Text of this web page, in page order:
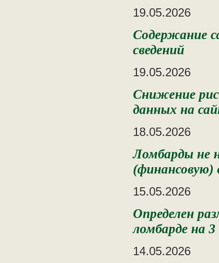
19.05.2026
Содержание
сведений
19.05.2026
Снижение
данных на
18.05.2026
Ломбарды не
15.05.2026
Определен
ломбарде на
14.05.2026